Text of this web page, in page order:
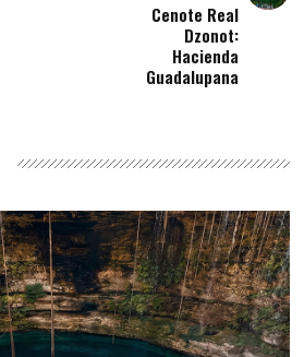
Cenote Real
Dzonot:
Hacienda
Guadalupana